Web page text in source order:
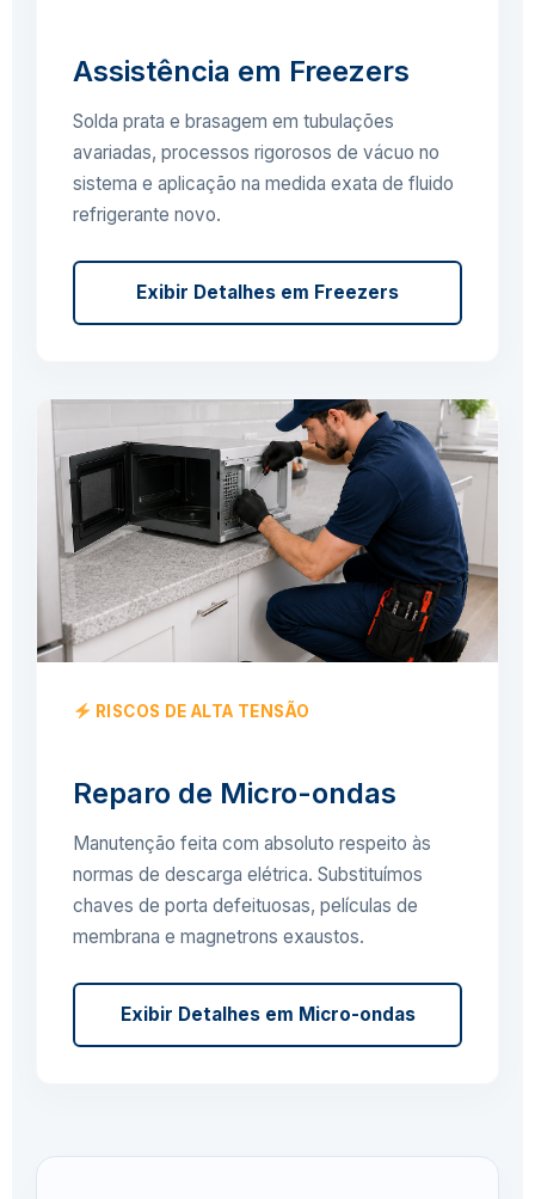
Assistência em Freezers
Solda prata e brasagem em tubulações
avariadas, processos rigorosos de vácuo no
sistema e aplicação na medida exata de fluido
refrigerante novo.
Exibir Detalhes em Freezers
RISCOS DE ALTA TENSÃO
Reparo de Micro-ondas
Manutenção feita com absoluto respeito às
normas de descarga elétrica. Substituímos
chaves de porta defeituosas, películas de
membrana e magnetrons exaustos.
Exibir Detalhes em Micro-ondas